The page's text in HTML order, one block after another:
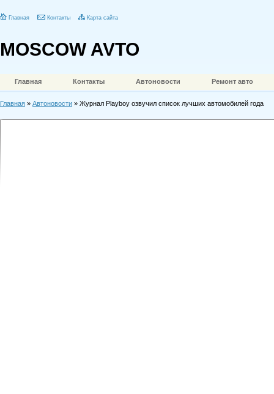
Главная Контакты Карта сайта
MOSCOW AVTO
Главная Контакты Автоновости Ремонт авто
Главная » Автоновости » Журнал Playboy озвучил список лучших автомобилей года